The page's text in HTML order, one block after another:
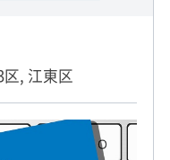
, 江東区